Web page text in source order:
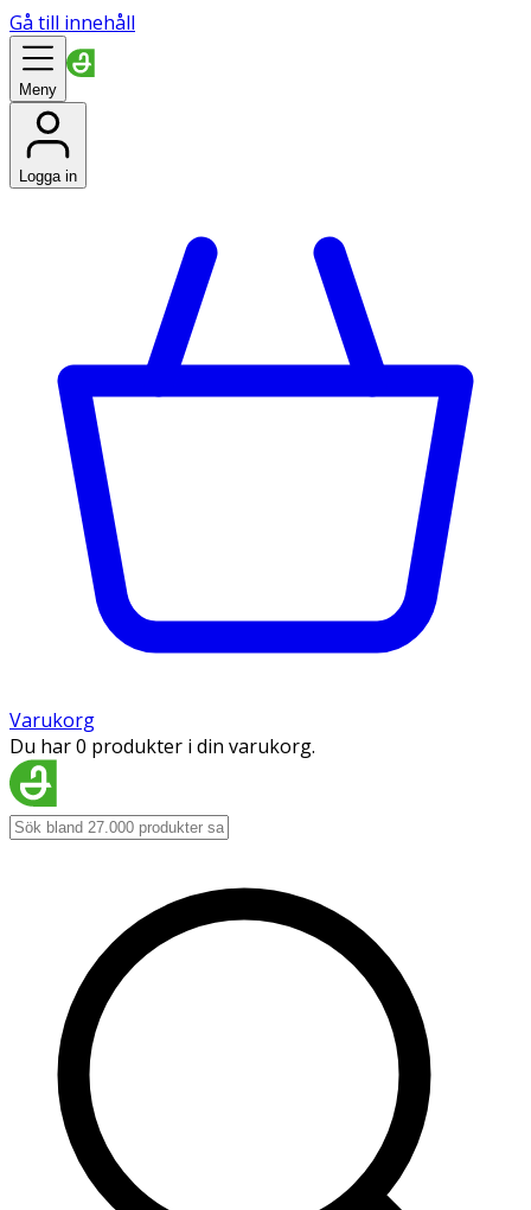
Gå till innehåll
Meny
Logga in
Varukorg
Du har 0 produkter i din varukorg.